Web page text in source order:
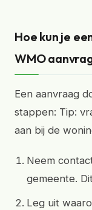
Hoe kun je
WMO
Een aanvraag
stappen: Tip:
aan bij de
Neem
gemeente.
Leg uit